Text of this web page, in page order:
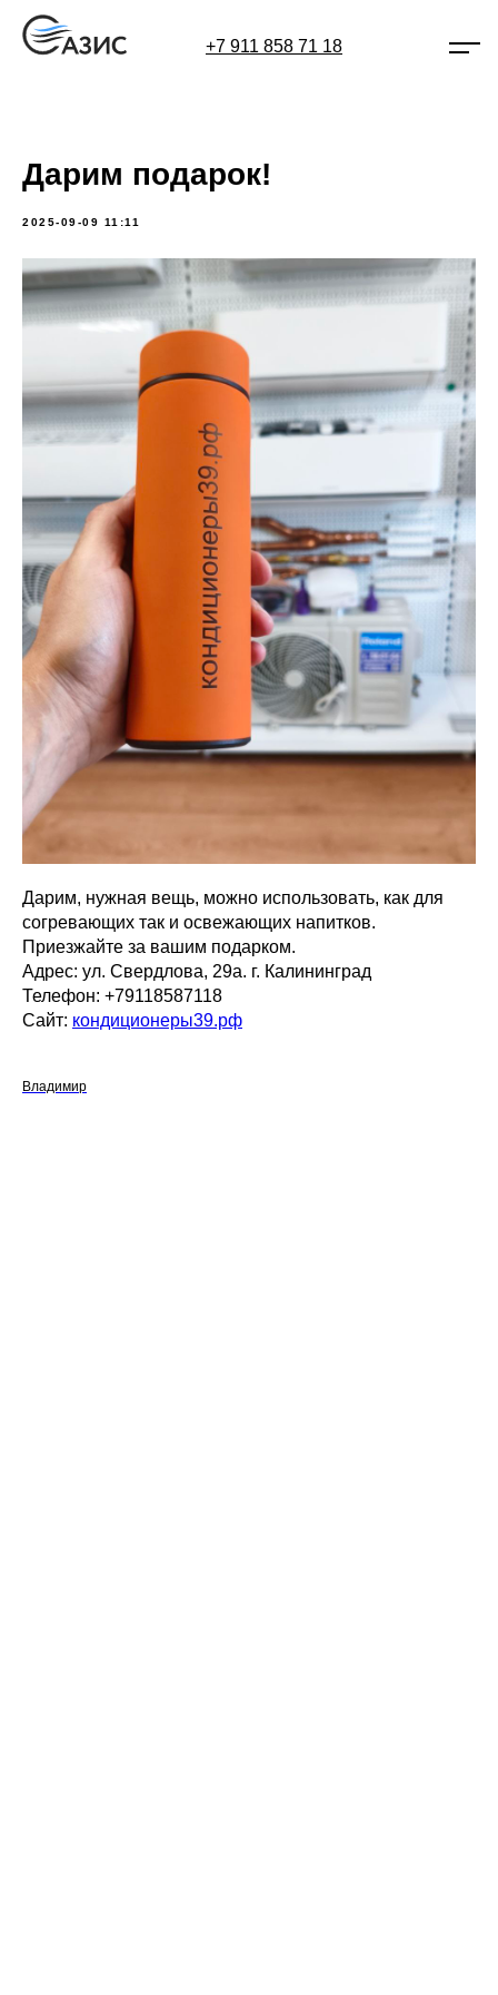
+7 911 858 71 18
Дарим подарок!
2025-09-09 11:11
Дарим, нужная вещь, можно использовать, как для
согревающих так и освежающих напитков.
Приезжайте за вашим подарком.
Адрес: ул. Свердлова, 29а. г. Калининград
Телефон: +79118587118
Сайт: кондиционеры39.рф
Владимир